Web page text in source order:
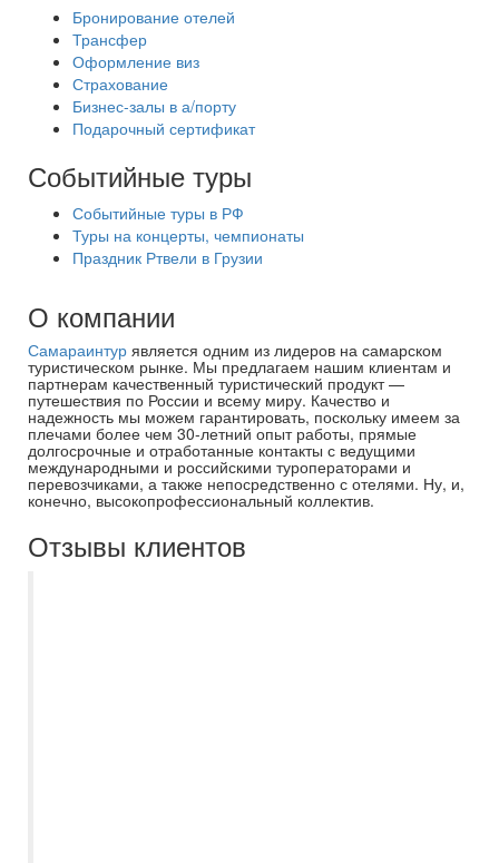
Бронирование отелей
Трансфер
Оформление виз
Страхование
Бизнес-залы в а/порту
Подарочный сертификат
Событийные туры
Событийные туры в РФ
Туры на концерты, чемпионаты
Праздник Ртвели в Грузии
О компании
Самараинтур является одним из лидеров на самарском
туристическом рынке. Мы предлагаем нашим клиентам и
партнерам качественный туристический продукт —
путешествия по России и всему миру. Качество и
надежность мы можем гарантировать, поскольку имеем за
плечами более чем 30-летний опыт работы, прямые
долгосрочные и отработанные контакты с ведущими
международными и российскими туроператорами и
перевозчиками, а также непосредственно с отелями. Ну, и,
конечно, высокопрофессиональный коллектив.
Отзывы клиентов